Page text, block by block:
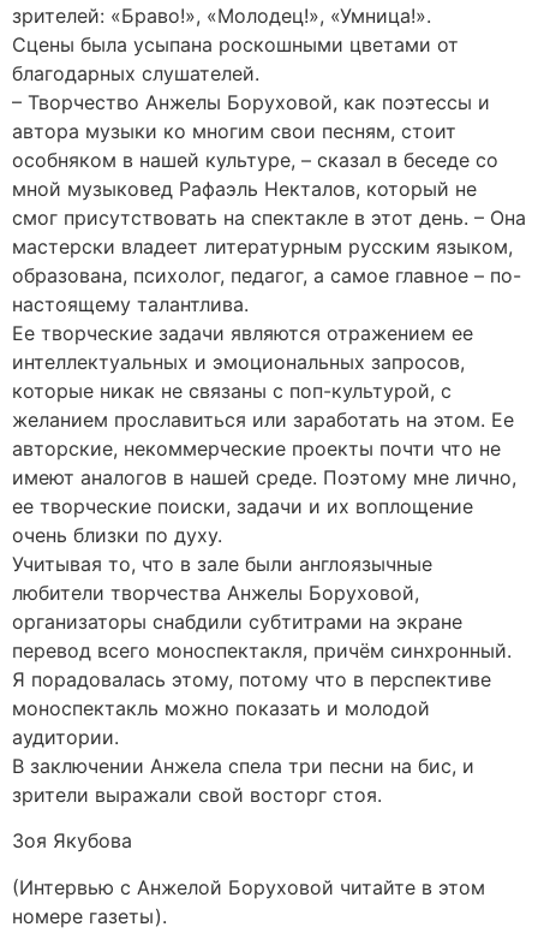
зрителей: «Браво!», «Молодец!», «Умница!».
Сцены была усыпана роскошными цветами от
благодарных слушателей.
– Творчество Анжелы Боруховой, как поэтессы и
автора музыки ко многим свои песням, стоит
особняком в нашей культуре, – сказал в беседе со
мной музыковед Рафаэль Некталов, который не
смог присутствовать на спектакле в этот день. – Она
мастерски владеет литературным русским языком,
образована, психолог, педагог, а самое главное – по-
настоящему талантлива.
Ее творческие задачи являются отражением ее
интеллектуальных и эмоциональных запросов,
которые никак не связаны с поп-культурой, с
желанием прославиться или заработать на этом. Ее
авторские, некоммерческие проекты почти что не
имеют аналогов в нашей среде. Поэтому мне лично,
ее творческие поиски, задачи и их воплощение
очень близки по духу.
Учитывая то, что в зале были англоязычные
любители творчества Анжелы Боруховой,
организаторы снабдили субтитрами на экране
перевод всего моноспектакля, причём синхронный.
Я порадовалась этому, потому что в перспективе
моноспектакль можно показать и молодой
аудитории.
В заключении Анжела спела три песни на бис, и
зрители выражали свой восторг стоя.
Зоя Якубова
(Интервью с Анжелой Боруховой читайте в этом
номере газеты).